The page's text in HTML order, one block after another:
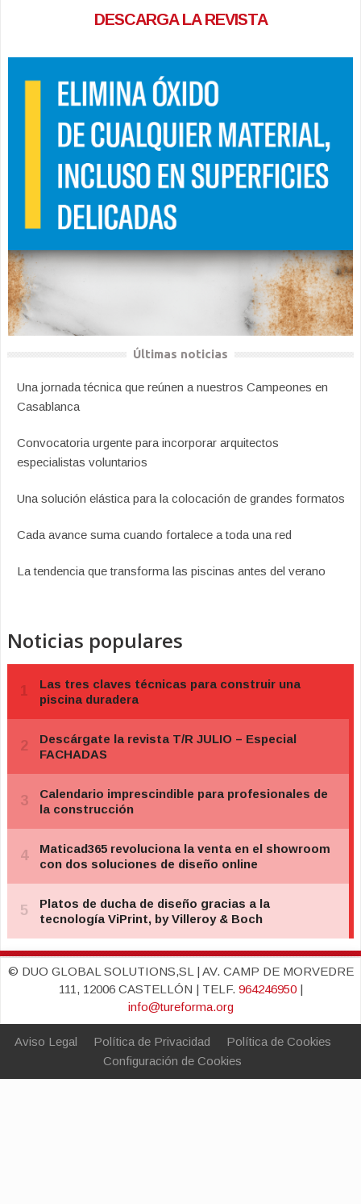
DESCARGA LA REVISTA
Últimas noticias
Una jornada técnica que reúnen a nuestros Campeones en
Casablanca
Convocatoria urgente para incorporar arquitectos
especialistas voluntarios
Una solución elástica para la colocación de grandes formatos
Cada avance suma cuando fortalece a toda una red
La tendencia que transforma las piscinas antes del verano
Noticias populares
© DUO GLOBAL SOLUTIONS,SL | AV. CAMP DE MORVEDRE
111, 12006 CASTELLÓN | TELF. 964246950|
info@tureforma.org
Aviso Legal Política de Privacidad
Política de Cookies
Configuración de Cookies